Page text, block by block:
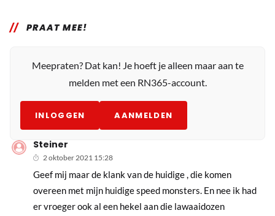
PRAAT MEE!
Meepraten? Dat kan! Je hoeft je alleen maar aan te
melden met een RN365-account.
INLOGGEN AANMELDEN
Steiner
2 oktober 2021 15:28
Geef mij maar de klank van de huidige , die komen
overeen met mijn huidige speed monsters. En nee ik had
er vroeger ook al een hekel aan die lawaaidozen